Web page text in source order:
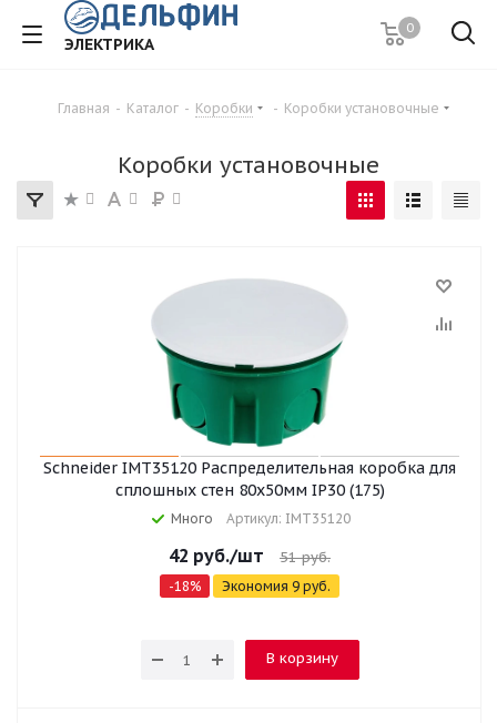
ЭЛЕКТРИКА
0
Главная - Каталог - Коробки - Коробки установочные
Коробки установочные
Schneider IMT35120 Распределительная коробка для
сплошных стен 80x50мм IP30 (175)
Много Артикул: IMT35120
42 руб./шт 51руб.
-18% Экономия 9 руб.
В корзину